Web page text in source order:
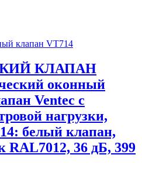
КЛАПАН
оконный
Ventec с
нагрузки,
белый клапан,
RAL7012, 36 дБ, 399